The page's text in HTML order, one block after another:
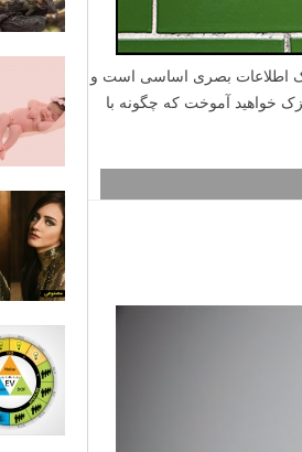
اطلاعات بصری اساسی است و
خواهید آموخت که چگونه با